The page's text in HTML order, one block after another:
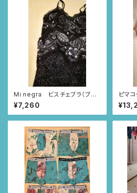
Mi negra ビスチェブラ（ブラ
ック/ならんだハート柄、ニャンド
ゥティ柄、インドの小花柄）
¥7,260
ピマ
ュ/い